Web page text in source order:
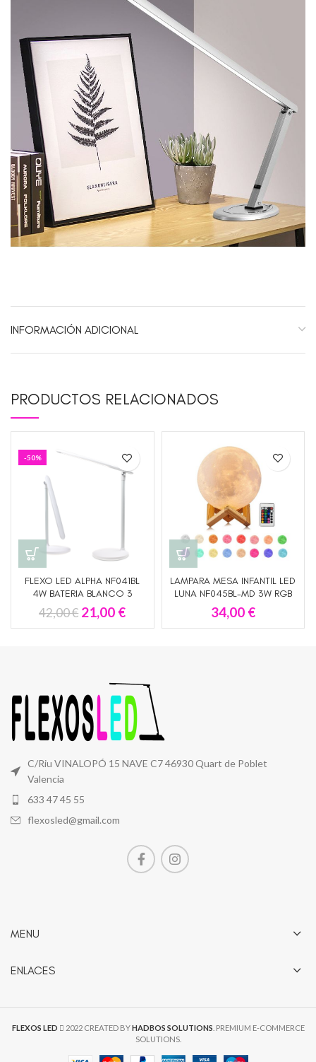
INFORMACIÓN ADICIONAL
PRODUCTOS RELACIONADOS
-50%
FLEXO LED ALPHA NF041BL
4W BATERIA BLANCO 3
TONALIDADES REGULABLE
NFR ILUMINACION
42,00€ 21,00 €
LAMPARA MESA INFANTIL LED
LUNA NF045BL-MD 3W RGB
CON MANDO A DISTANCIA
BATERIA NFR ILUMINACION
34,00 €
C/Riu VINALOPÓ 15 NAVE C7 46930 Quart de Poblet
Valencia
633 47 45 55
flexosled@gmail.com
MENU
ENLACES
FLEXOS LED 2022 CREATED BYHADBOS SOLUTIONS . PREMIUM E-COMMERCE
SOLUTIONS.